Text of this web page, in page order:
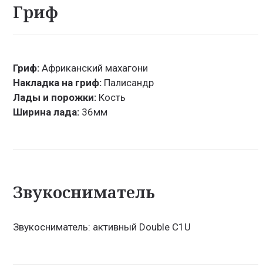
Гриф
Гриф: Африканский махагони
Накладка на гриф: Палисандр
Лады и порожки: Кость
Ширина лада: 36мм
Звукосниматель
Звукосниматель: активный Double C1U